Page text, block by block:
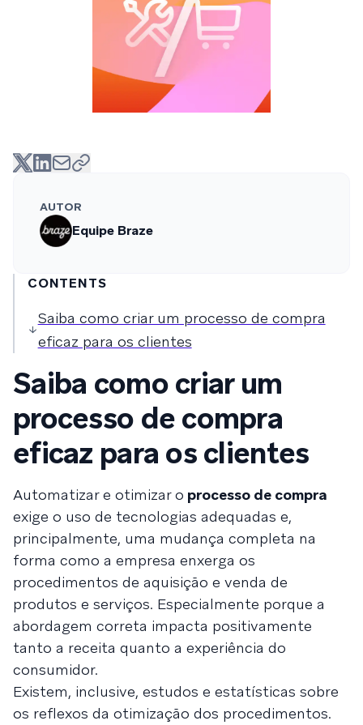
AUTOR
Equipe Braze
CONTENTS
Saiba como criar um processo de compra
eficaz para os clientes
Saiba como criar um
processo de compra
eficaz para os clientes
Automatizar e otimizar o processo de compra
exige o uso de tecnologias adequadas e,
principalmente, uma mudança completa na
forma como a empresa enxerga os
procedimentos de aquisição e venda de
produtos e serviços. Especialmente porque a
abordagem correta impacta positivamente
tanto a receita quanto a experiência do
consumidor.
Existem, inclusive, estudos e estatísticas sobre
os reflexos da otimização dos procedimentos.